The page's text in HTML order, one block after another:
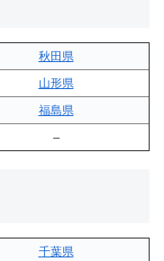
秋田県
山形県
福島県
–
千葉県